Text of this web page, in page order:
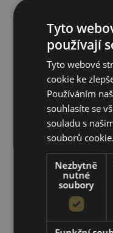
Tyto
používají
Tyto webové
cookie ke
Používáním
souhlasíte se
souladu s
souborů
Nezbytně
nutné
soubory